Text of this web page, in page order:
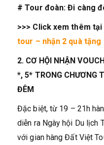
# Tour đoàn: Đi càng
>>> Click xem thêm tại
tour – nhận 2 quà tặng
2. CƠ HỘI NHẬN
*, 5* TRONG CHƯƠNG
ĐÊM
Đặc biệt, từ 19 – 21h
diễn ra Ngày hội Du lịch
với gian hàng Đất Việt